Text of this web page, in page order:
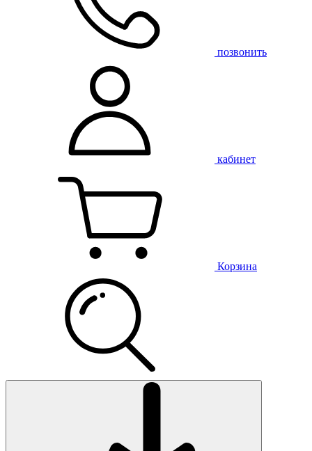
позвонить
кабинет
Корзина